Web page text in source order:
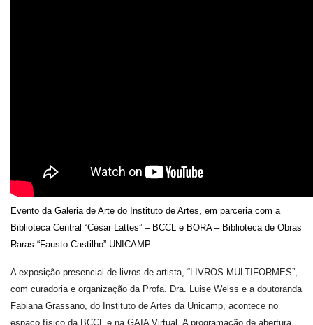
Evento da Galeria de Arte do Instituto de Artes, em parceria com a
Biblioteca Central “César Lattes” – BCCL e BORA – Biblioteca de Obras
Raras “Fausto Castilho” UNICAMP.
A exposição presencial de livros de artista, “LIVROS MULTIFORMES”,
com curadoria e organização da Profa. Dra. Luise Weiss e a doutoranda
Fabiana Grassano, do Instituto de Artes da Unicamp, acontece no
espaço físico da BCCL e na GAIA Virtual. A programação de abertura